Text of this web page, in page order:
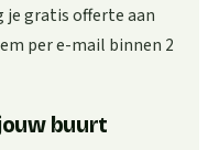
je gratis offerte aan
per e-mail binnen 2
buurt